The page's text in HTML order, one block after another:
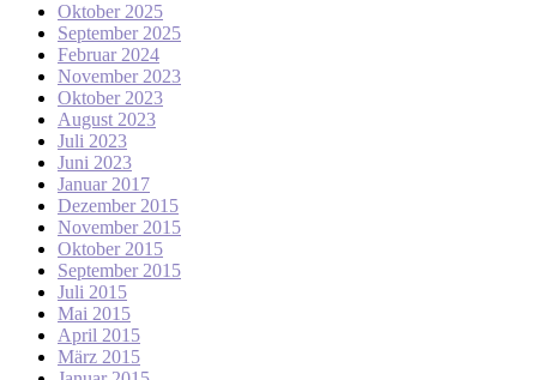
Oktober 2025
September 2025
Februar 2024
November 2023
Oktober 2023
August 2023
Juli 2023
Juni 2023
Januar 2017
Dezember 2015
November 2015
Oktober 2015
September 2015
Juli 2015
Mai 2015
April 2015
März 2015